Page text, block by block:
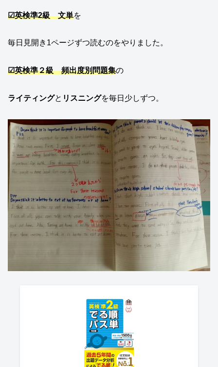
☑英検準2級 文単を
毎日見開き1ページずつ読むのをやりました。
☑英検準２級 頻出度別問題集の
ライティングと リスニングを毎日少しずつ。